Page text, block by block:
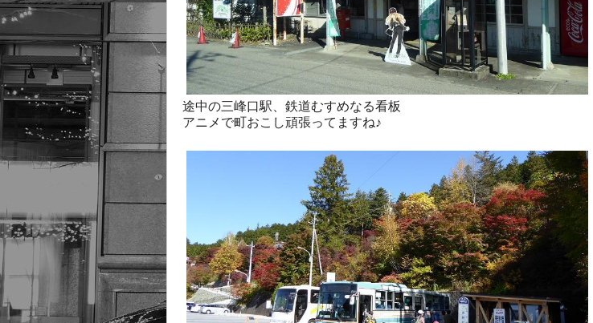
途中の三峰口駅、鉄道むすめなる看板
アニメで町おこし頑張ってますね♪